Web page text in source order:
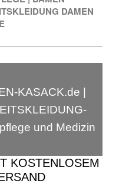
DAMEN
KASACK.de |
und Medizin
KOSTENLOSEM